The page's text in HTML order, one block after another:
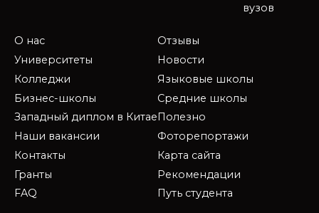
вузов
О нас
Университеты
Колледжи
Бизнес-школы
Западный диплом в Китае
Наши вакансии
Контакты
Гранты
FAQ
Отзывы
Новости
Языковые школы
Средние школы
Полезно
Фоторепортажи
Карта сайта
Рекомендации
Путь студента